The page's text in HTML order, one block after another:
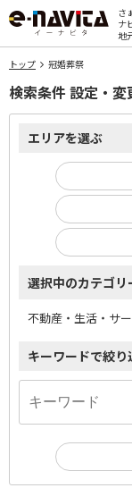
さ
ナ
地
トップ 冠婚葬祭
検索条件 設定・変
エリアを選ぶ
選択中のカテゴリ
不動産・生活・サ
キーワードで絞り